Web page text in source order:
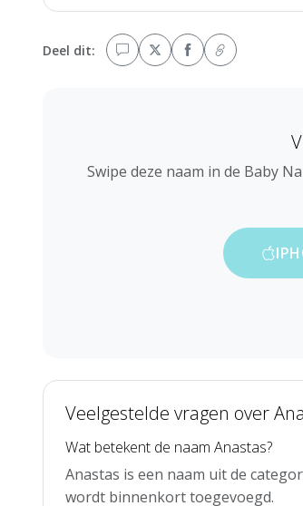
Deel dit:
Swipe deze naam in de Baby
Veelgestelde vragen over
Wat betekent de naam Anastas?
Anastas is een naam uit de
wordt binnenkort toegevoegd.